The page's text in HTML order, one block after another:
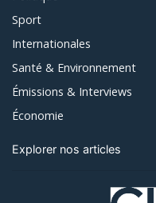
Sport
Internationales
Santé & Environnement
Émissions & Interviews
Économie
Explorer nos articles